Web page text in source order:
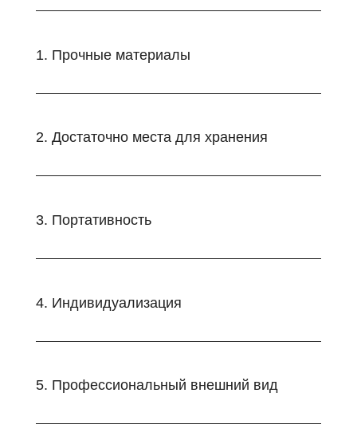
1. Прочные материалы
2. Достаточно места для хранения
3. Портативность
4. Индивидуализация
5. Профессиональный внешний вид